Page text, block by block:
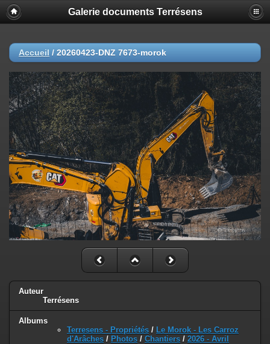
Galerie documents Terrésens
Accueil / 20260423-DNZ 7673-morok
Auteur
Terrésens
Albums
Terresens - Propriétés / Le Morok - Les Carroz
d'Arâches / Photos / Chantiers / 2026 - Avril